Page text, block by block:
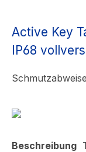
Active Key
IP68
Beschreibung